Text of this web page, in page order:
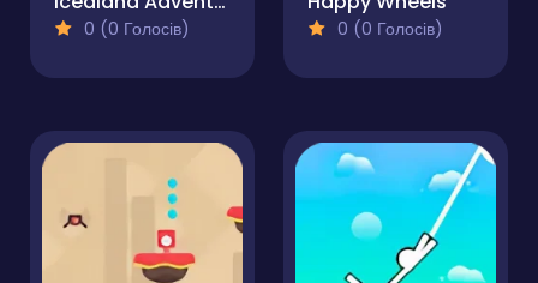
0 (0 Голосів) 0 (0 Голосів)